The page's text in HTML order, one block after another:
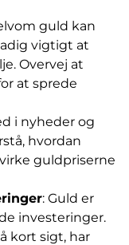
guld kan
vigtigt at
Overvej at
at sprede
i nyheder og
hvordan
guldpriserne
: Guld er
investeringer.
kort sigt, har